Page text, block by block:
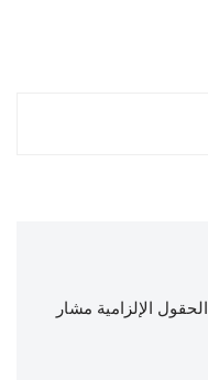
الحقول الإلزامية مشار